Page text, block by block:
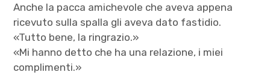
Anche la pacca amichevole che aveva appena
ricevuto sulla spalla gli aveva dato fastidio.
«Tutto bene, la ringrazio.»
«Mi hanno detto che ha una relazione, i miei
complimenti.»